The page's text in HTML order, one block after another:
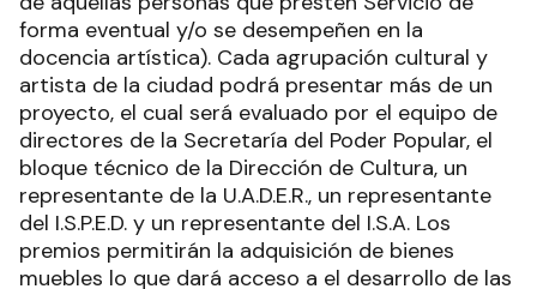
forma eventual y/o se desempeñen en la
docencia artística). Cada agrupación cultural y
artista de la ciudad podrá presentar más de un
proyecto, el cual será evaluado por el equipo de
directores de la Secretaría del Poder Popular, el
bloque técnico de la Dirección de Cultura, un
representante de la U.A.D.E.R., un representante
del I.S.P.E.D. y un representante del I.S.A. Los
premios permitirán la adquisición de bienes
muebles lo que dará acceso a el desarrollo de las